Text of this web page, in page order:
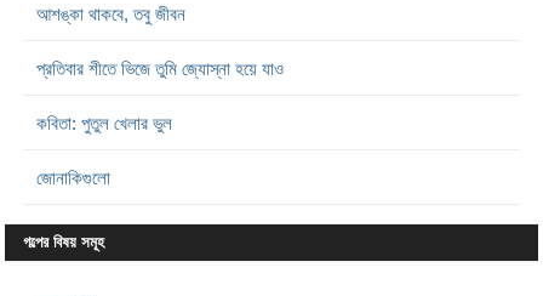
আশঙ্কা থাকবে, তবু জীবন
প্রতিবার শীতে ভিজে তুমি জ্যোস্না হয়ে যাও
কবিতা: পুতুল খেলার ভুল
জোনাকিগুলো
গল্পের বিষয় সমূহ